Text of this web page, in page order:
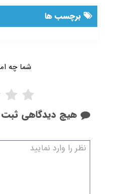
برچسب ها
هیچ دیدگاهی
شما چه